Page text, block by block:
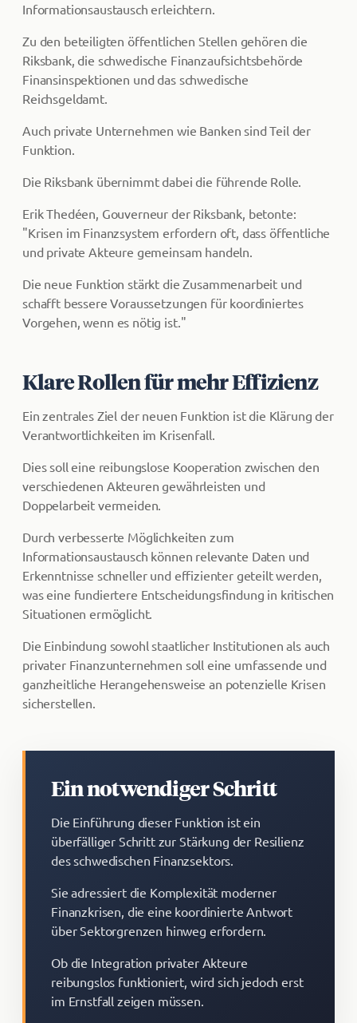
Informationsaustausch erleichtern.
Zu den beteiligten öffentlichen Stellen gehören die
Riksbank, die schwedische Finanzaufsichtsbehörde
Finansinspektionen und das schwedische
Reichsgeldamt.
Auch private Unternehmen wie Banken sind Teil der
Funktion.
Die Riksbank übernimmt dabei die führende Rolle.
Erik Thedéen, Gouverneur der Riksbank, betonte:
"Krisen im Finanzsystem erfordern oft, dass öffentliche
und private Akteure gemeinsam handeln.
Die neue Funktion stärkt die Zusammenarbeit und
schafft bessere Voraussetzungen für koordiniertes
Vorgehen, wenn es nötig ist."
Klare Rollen für mehr Effizienz
Ein zentrales Ziel der neuen Funktion ist die Klärung der
Verantwortlichkeiten im Krisenfall.
Dies soll eine reibungslose Kooperation zwischen den
verschiedenen Akteuren gewährleisten und
Doppelarbeit vermeiden.
Durch verbesserte Möglichkeiten zum
Informationsaustausch können relevante Daten und
Erkenntnisse schneller und effizienter geteilt werden,
was eine fundiertere Entscheidungsfindung in kritischen
Situationen ermöglicht.
Die Einbindung sowohl staatlicher Institutionen als auch
privater Finanzunternehmen soll eine umfassende und
ganzheitliche Herangehensweise an potenzielle Krisen
sicherstellen.
Ein notwendiger Schritt
Die Einführung dieser Funktion ist ein
überfälliger Schritt zur Stärkung der Resilienz
des schwedischen Finanzsektors.
Sie adressiert die Komplexität moderner
Finanzkrisen, die eine koordinierte Antwort
über Sektorgrenzen hinweg erfordern.
Ob die Integration privater Akteure
reibungslos funktioniert, wird sich jedoch erst
im Ernstfall zeigen müssen.